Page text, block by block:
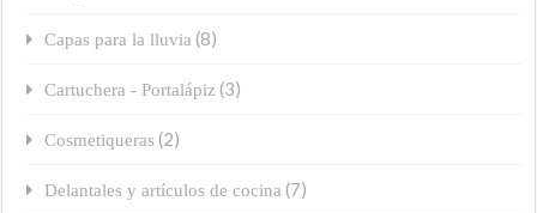
Capas para la lluvia (8)
Cartuchera - Portalápiz (3)
Cosmetiqueras (2)
Delantales y artículos de cocina (7)